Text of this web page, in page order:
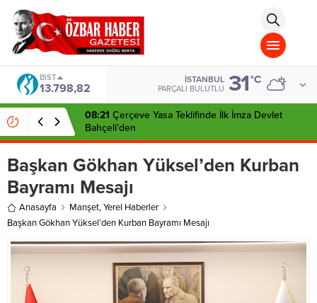
islami
chat
omegla
türk
sohbet
cinsel
sohbet
dini
chat
BIST
13.798,82
İSTANBUL
PARÇALI BULUTLU 31°C
08:21 Çerçeve Yasa Teklifinde İlk İmza Devlet
Bahçeli’den
Başkan Gökhan Yüksel’den Kurban
Bayramı Mesajı
Anasayfa Manşet,Yerel Haberler
Başkan Gökhan Yüksel’den Kurban Bayramı Mesajı